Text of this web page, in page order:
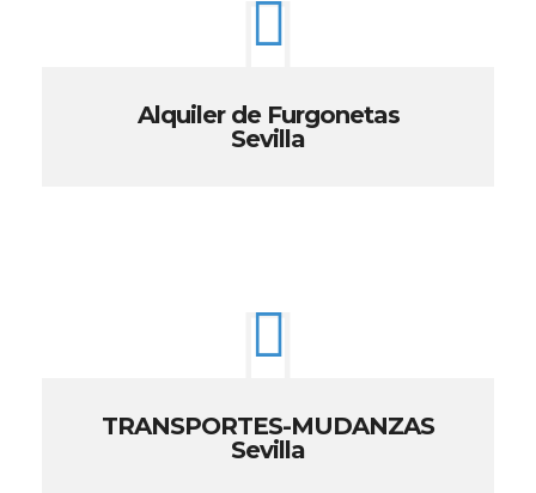
Alquiler de Furgonetas
Sevilla
TRANSPORTES-MUDANZAS
Sevilla